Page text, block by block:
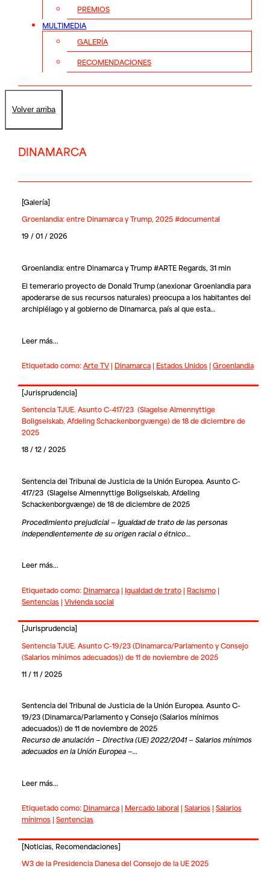
PREMIOS
MULTIMEDIA
GALERÍA
RECOMENDACIONES
Volver arriba
DINAMARCA
[Galería]
Groenlandia: entre Dinamarca y Trump, 2025 #documental
19 / 01 / 2026
Groenlandia: entre Dinamarca y Trump #ARTE Regards, 31 min
El temerario proyecto de Donald Trump (anexionar Groenlandia para
apoderarse de sus recursos naturales) preocupa a los habitantes del
archipiélago y al gobierno de Dinamarca, país al que esta…
Leer más...
Etiquetado como:Arte TV| Dinamarca| Estados Unidos| Groenlandia
[Jurisprudencia]
Sentencia TJUE. Asunto C-417/23 (Slagelse Almennyttige
Boligselskab, Afdeling Schackenborgvænge) de 18 de diciembre de
2025
18 / 12 / 2025
Sentencia del Tribunal de Justicia de la Unión Europea. Asunto C-
417/23 (Slagelse Almennyttige Boligselskab, Afdeling
Schackenborgvænge) de 18 de diciembre de 2025
Procedimiento prejudicial — Igualdad de trato de las personas
independientemente de su origen racial o étnico…
Leer más...
Etiquetado como: Dinamarca| Igualdad de trato| Racismo|
Sentencias| Vivienda social
[Jurisprudencia]
Sentencia TJUE. Asunto C-19/23 (Dinamarca/Parlamento y Consejo
(Salarios mínimos adecuados)) de 11 de noviembre de 2025
11 / 11 / 2025
Sentencia del Tribunal de Justicia de la Unión Europea. Asunto C-
19/23 (Dinamarca/Parlamento y Consejo (Salarios mínimos
adecuados)) de 11 de noviembre de 2025
Recurso de anulación — Directiva (UE) 2022/2041 — Salarios mínimos
adecuados en la Unión Europea —…
Leer más...
Etiquetado como: Dinamarca| Mercado laboral | Salarios| Salarios
mínimos| Sentencias
[Noticias, Recomendaciones]
W3 de la Presidencia Danesa del Consejo de la UE 2025